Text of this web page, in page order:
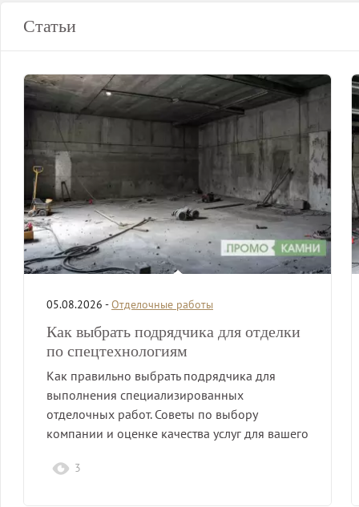
Статьи
05.08.2026 -Отделочные работы
Как выбрать подрядчика для отделки
по спецтехнологиям
Как правильно выбрать подрядчика для
выполнения специализированных
отделочных работ. Советы по выбору
компании и оценке качества услуг для вашего
3